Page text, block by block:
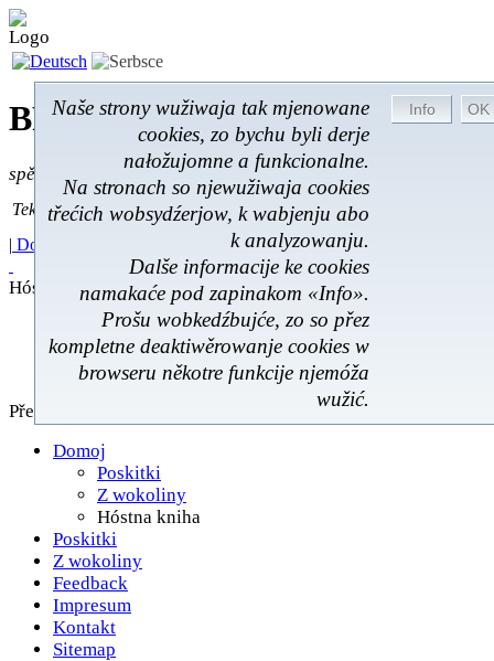
BROM-Service *Online
spěšnje * spušćomnje * małonałožnje
Naše strony wužiwaja tak mjenowane
cookies, zo bychu byli derje
nałožujomne a funkcionalne.
Na stronach so njewužiwaja cookies
třećich wobsydźerjow, k wabjenju abo
k analyzowanju.
Dalše informacije ke cookies
namakaće pod zapinakom «Info».
Prošu wobkedźbujće, zo so přez
kompletne deaktiwěrowanje cookies w
browseru někotre funkcije njemóža
wužić.
Tekst pytać:
Tekst pytać
| Domoj Z wokoliny|Feedback|
Hóstna kniha
Poskitki
Z wokoliny
Hóstna kniha
Přehlad
Domoj
Poskitki
Z wokoliny
Hóstna kniha
Poskitki
Z wokoliny
Feedback
Impresum
Kontakt
Sitemap